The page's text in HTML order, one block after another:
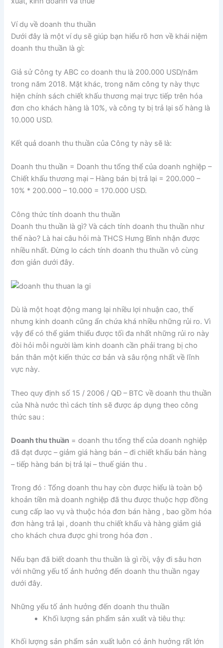
Ví dụ về doanh thu thuần
Dưới đây là một ví dụ sẽ giúp bạn hiểu rõ hơn về khái niệm
doanh thu thuần là gì:
Giả sử Công ty ABC co doanh thu là 200.000 USD/năm
trong năm 2018. Mặt khác, trong năm công ty này thực
hiện chính sách chiết khấu thương mại trực tiếp trên hóa
đơn cho khách hàng là 10%, và công ty bị trả lại số hàng là
10.000 USD.
Kết quả doanh thu thuần của Công ty này sẽ là:
Doanh thu thuần = Doanh thu tổng thể của doanh nghiệp –
Chiết khấu thương mại – Hàng bán bị trả lại = 200.000 –
10% * 200.000 – 10.000 = 170.000 USD.
Công thức tính doanh thu thuần
Doanh thu thuần là gì? Và cách tính doanh thu thuần như
thế nào? Là hai câu hỏi mà THCS Hưng Bình nhận được
nhiều nhất. Đừng lo cách tính doanh thu thuần vô cùng
đơn giản dưới đây.
Dù là một hoạt động mang lại nhiều lợi nhuận cao, thế
nhưng kinh doanh cũng ẩn chứa khá nhiều những rủi ro. Vì
vậy để có thể giảm thiểu được tối đa nhất những rủi ro này
đòi hỏi mỗi người làm kinh doanh cần phải trang bị cho
bản thân một kiến thức cơ bản và sâu rộng nhất về lĩnh
vực này.
Theo quy định số 15 / 2006 / QĐ – BTC về doanh thu thuần
của Nhà nước thì cách tính sẽ được áp dụng theo công
thức sau :
Doanh thu thuần = doanh thu tổng thể của doanh nghiệp
đã đạt được – giảm giá hàng bán – đi chiết khấu bán hàng
– tiếp hàng bán bị trả lại – thuế gián thu .
Trong đó : Tổng doanh thu hay còn được hiểu là toàn bộ
khoản tiền mà doanh nghiệp đã thu được thuộc hợp đồng
cung cấp lao vụ và thuộc hóa đơn bán hàng , bao gồm hóa
đơn hàng trả lại , doanh thu chiết khấu và hàng giảm giá
cho khách chưa được ghi trong hóa đơn .
Nếu bạn đã biết doanh thu thuần là gì rồi, vậy đi sâu hơn
với những yếu tố ảnh hưởng đến doanh thu thuần ngay
dưới đây.
Những yếu tố ảnh hưởng đến doanh thu thuần
Khối lượng sản phẩm sản xuất và tiêu thụ:
Khối lượng sản phẩm sản xuất luôn có ảnh hưởng rất lớn